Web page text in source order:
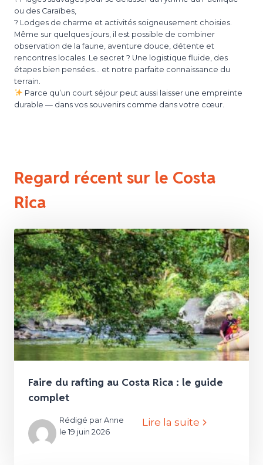
ou des Caraïbes,
? Lodges de charme et activités soigneusement choisies.
Même sur quelques jours, il est possible de combiner
observation de la faune, aventure douce, détente et
rencontres locales. Le secret ? Une logistique fluide, des
étapes bien pensées… et notre parfaite connaissance du
terrain.
Parce qu’un court séjour peut aussi laisser une empreinte
durable — dans vos souvenirs comme dans votre cœur.
Regard récent sur le Costa
Rica
Faire du rafting au Costa Rica : le guide
complet
Rédigé par Anne
le 19 juin 2026
Lire la suite